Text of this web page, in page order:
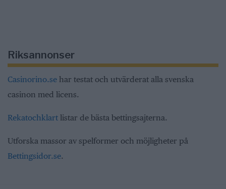
Riksannonser
Casinorino.se har testat och utvärderat alla svenska
casinon med licens.
Rekatochklart listar de bästa bettingsajterna.
Utforska massor av spelformer och möjligheter på
Bettingsidor.se.